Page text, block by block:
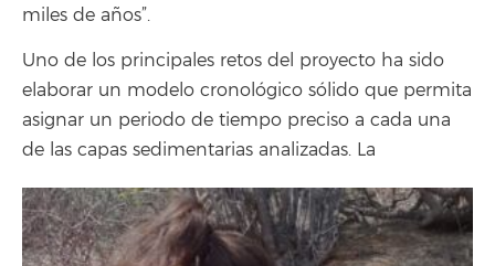
miles de años”.
Uno de los principales retos del proyecto ha sido
elaborar un modelo cronológico sólido que permita
asignar un periodo de tiempo preciso a cada una
de las capas sedimentarias analizadas. La